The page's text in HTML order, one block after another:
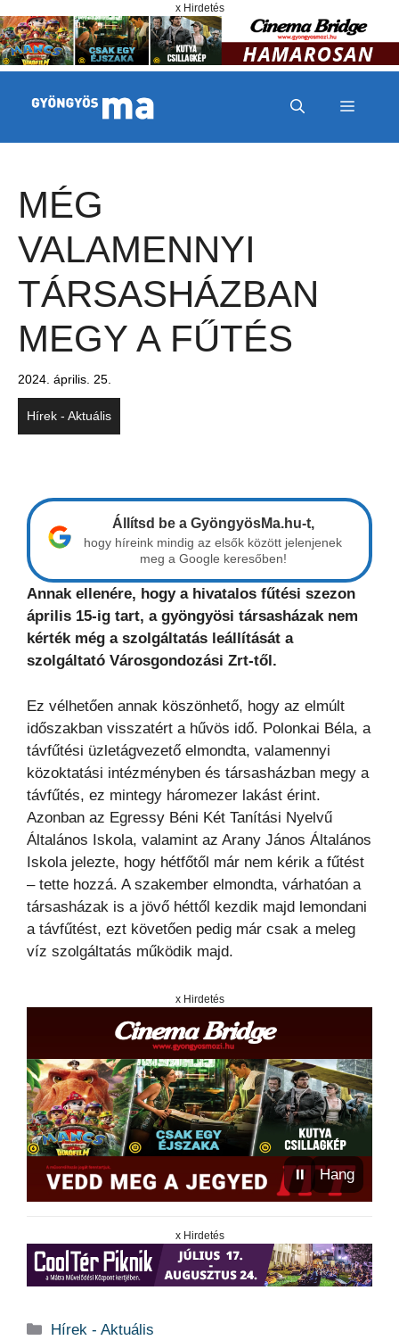
x Hirdetés
MENÜ
MÉG
VALAMENNYI
TÁRSASHÁZBAN
MEGY A FŰTÉS
2024. április. 25.
Hírek - Aktuális
Állítsd be a GyöngyösMa.hu-t,
hogy híreink mindig az elsők között jelenjenek
meg a Google keresőben!
Annak ellenére, hogy a hivatalos fűtési szezon
április 15-ig tart, a gyöngyösi társasházak nem
kérték még a szolgáltatás leállítását a
szolgáltató Városgondozási Zrt-től.
Ez vélhetően annak köszönhető, hogy az elmúlt
időszakban visszatért a hűvös idő. Polonkai Béla, a
távfűtési üzletágvezető elmondta, valamennyi
közoktatási intézményben és társasházban megy a
távfűtés, ez mintegy háromezer lakást érint.
Azonban az Egressy Béni Két Tanítási Nyelvű
Általános Iskola, valamint az Arany János Általános
Iskola jelezte, hogy hétfőtől már nem kérik a fűtést
– tette hozzá. A szakember elmondta, várhatóan a
társasházak is a jövő héttől kezdik majd lemondani
a távfűtést, ezt követően pedig már csak a meleg
víz szolgáltatás működik majd.
x Hirdetés
⏸ Hang
x Hirdetés
Kategória
Hírek - Aktuális